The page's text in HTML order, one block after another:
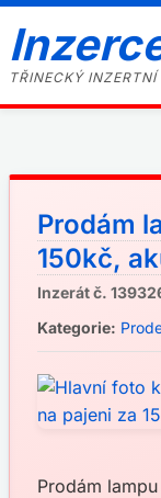
TŘINECKÝ INZERTNÍ
Prodám
150kč,
Inzerát č.
Kategorie:
Prodám